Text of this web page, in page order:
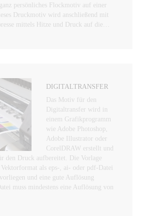
persönliches Flockmotiv auf einer
Druckmotiv wird anschließend mit
mittels Hitze und Druck auf die…
DIGITALTRANSFER
Das Motiv für den
Digitaltransfer wird in
einem Grafikprogramm
wie Adobe Photoshop,
Adobe Illustrator oder
CorelDRAW erstellt und
den Druck aufbereitet. Die Vorlage
als eps-, ai- oder pdf-Datei
und eine gute Auflösung
muss mindestens eine Auflösung von